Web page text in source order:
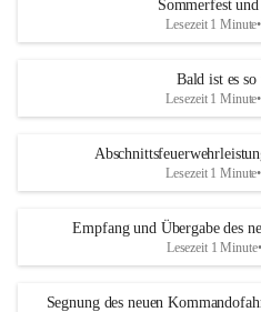
Sommerfest
Lesezeit 1 Minute•
Bald ist es
Lesezeit 1 Minute•
Lesezeit 1 Minute•
Empfang und Übergabe des
Lesezeit 1 Minute•
Segnung des neuen